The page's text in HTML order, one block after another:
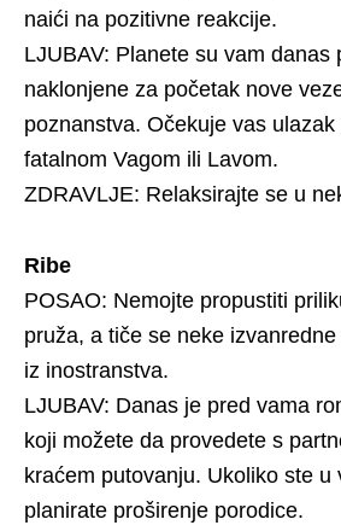
naići na pozitivne reakcije.
LJUBAV: Planete su vam danas
naklonjene za početak nove
poznanstva. Očekuje vas
fatalnom Vagom ili Lavom.
ZDRAVLJE: Relaksirajte se u
Ribe
POSAO: Nemojte propustiti
pruža, a tiče se neke
iz inostranstva.
LJUBAV: Danas je pred vama
koji možete da provedete s
kraćem putovanju. Ukoliko ste u
planirate proširenje porodice.